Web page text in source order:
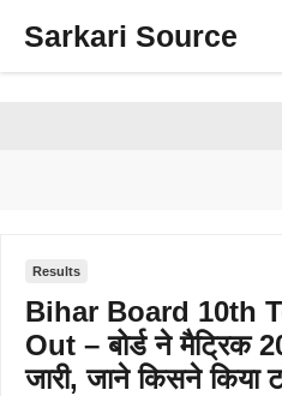
Sarkari Source
Results
Bihar Board 10th
Out – बोर्ड ने मैट्रिक
जारी, जाने किसने किया